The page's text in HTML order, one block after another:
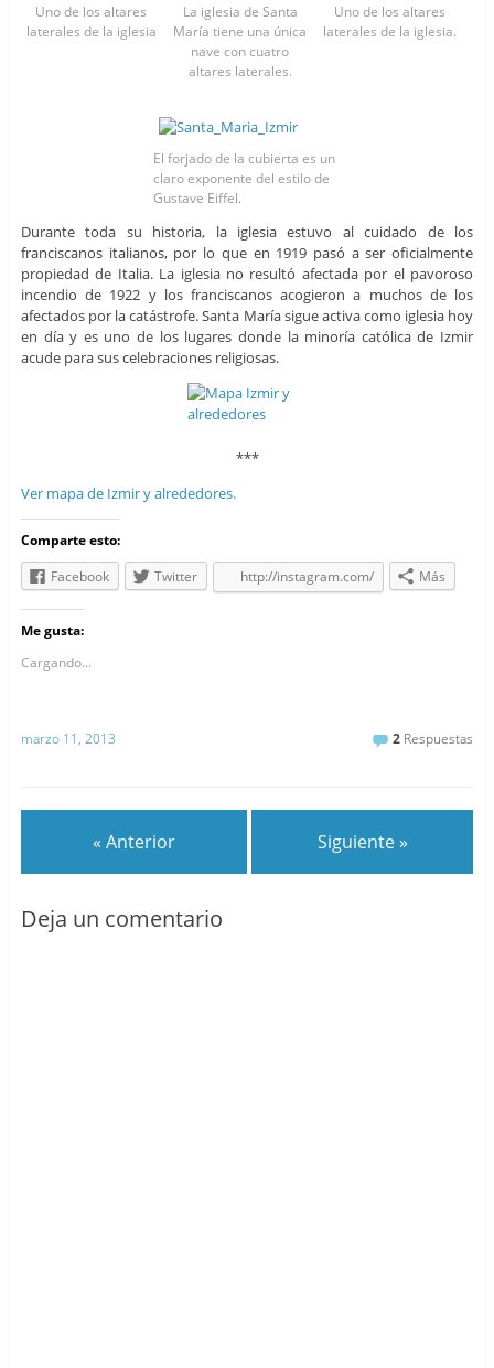
Uno de los altares
laterales de la iglesia
La iglesia de Santa
María tiene una única
nave con cuatro
altares laterales.
Uno de los altares
laterales de la iglesia.
El forjado de la cubierta es un
claro exponente del estilo de
Gustave Eiffel.
Durante toda su historia, la iglesia estuvo al cuidado de los
franciscanos italianos, por lo que en 1919 pasó a ser oficialmente
propiedad de Italia. La iglesia no resultó afectada por el pavoroso
incendio de 1922 y los franciscanos acogieron a muchos de los
afectados por la catástrofe. Santa María sigue activa como iglesia hoy
en día y es uno de los lugares donde la minoría católica de Izmir
acude para sus celebraciones religiosas.
***
Ver mapa de Izmir y alrededores.
Comparte esto:
Facebook
Twitter http://instagram.com/ Más
Me gusta:
Cargando...
marzo 11, 2013 2 Respuestas
« Anterior Siguiente »
Deja un comentario